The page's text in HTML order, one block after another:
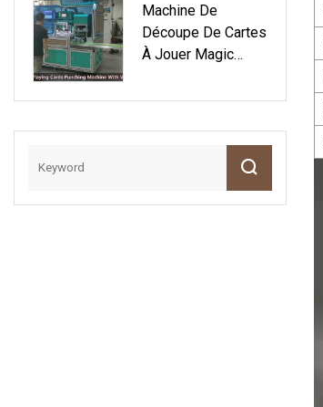
Texas Cartes À
Jouer
Machine De
Découpe De Cartes
À Jouer Magic
De Poinçonnage